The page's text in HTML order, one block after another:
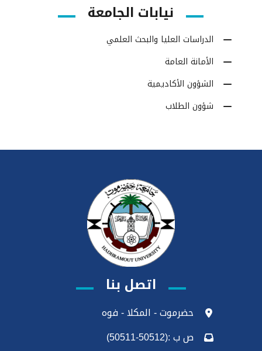
نيابات الجامعة
الدراسات العليا والبحث العلمي
الأمانة العامة
الشؤون الأكاديمية
شؤون الطلاب
اتصل بنا
حضرموت - المكلا - فوه
ص ب :(50512-50511)